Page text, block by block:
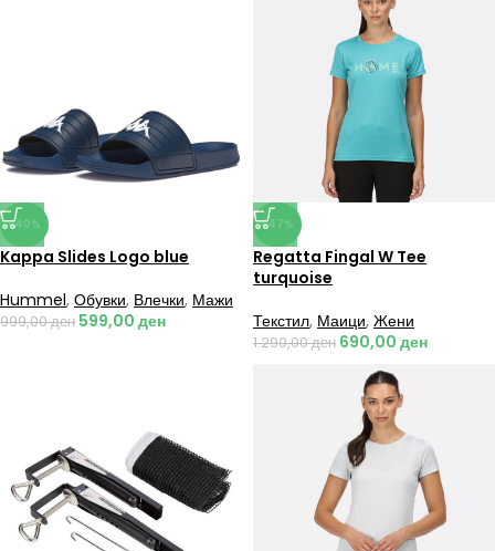
-40%
Kappa Slides Logo blue
Hummel, Обувки, Влечки, Мажи
999,00ден 599,00 ден
-47%
Regatta Fingal W Tee
turquoise
Текстил, Маици, Жени
1.290,00ден 690,00 ден